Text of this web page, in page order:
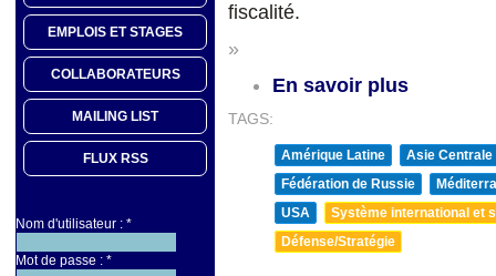
EMPLOIS ET STAGES
COLLABORATEURS
MAILING LIST
FLUX RSS
Nom d'utilisateur : *
Mot de passe : *
fiscalité.
»
En savoir plus
TAGS:
Amérique Latine
Asie Centrale
Fédération de Russie
USA
Système international et
Défense/Stratégie